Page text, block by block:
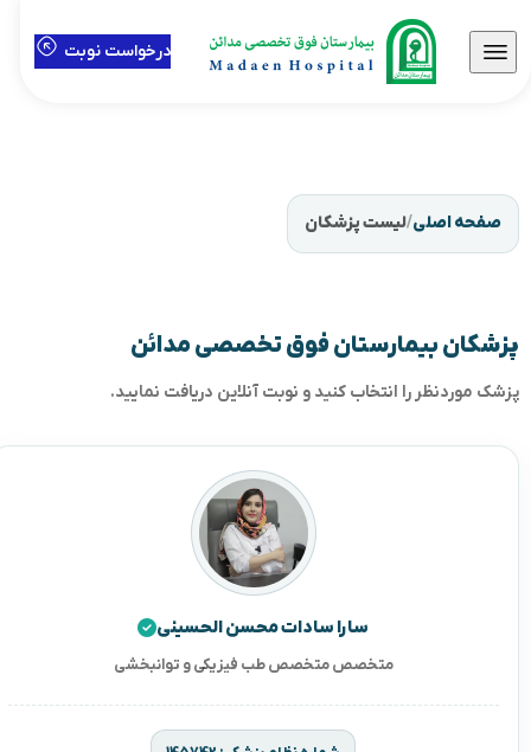
درخواست نوبت
صفحه اصلی/لیست پزشکان
پزشکان بیمارستان فوق تخصصی مدائن
پزشک موردنظر را انتخاب کنید و نوبت آنلاین دریافت نمایید.
سارا سادات محسن الحسینی
متخصص متخصص طب فیزیکی و توانبخشی